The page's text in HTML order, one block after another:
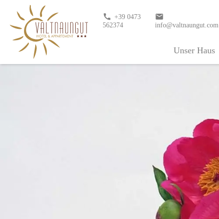
call +39 0473
562374
email
info@valtnaungut.com
Unser Haus